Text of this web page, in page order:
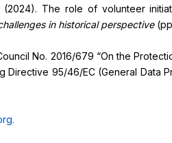
(2024). The role of volunteer
in historical perspective
No. 2016/679 “On the
95/46/EC (General Data
.